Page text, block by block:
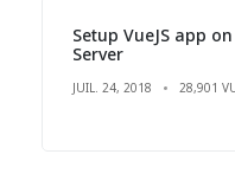
Setup VueJS app
Server
JUIL. 24, 2018 28,901